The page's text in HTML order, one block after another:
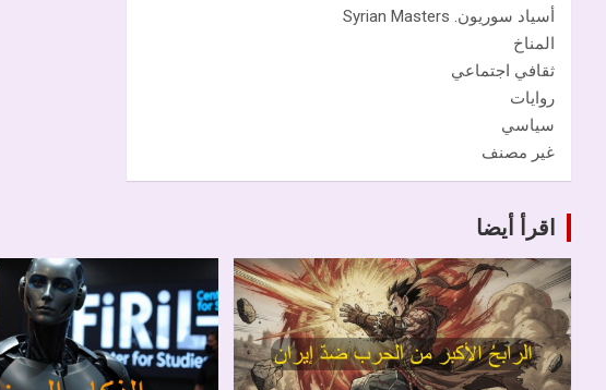
أسياد سوريون. Syrian Masters
المناخ
ثقافي اجتماعي
روايات
سياسي
غير مصنف
اقرأ أيضا